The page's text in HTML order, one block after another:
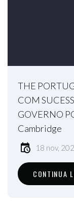
THE
COM
GOVERNO
Cambridge
18 nov,
CONTINUA